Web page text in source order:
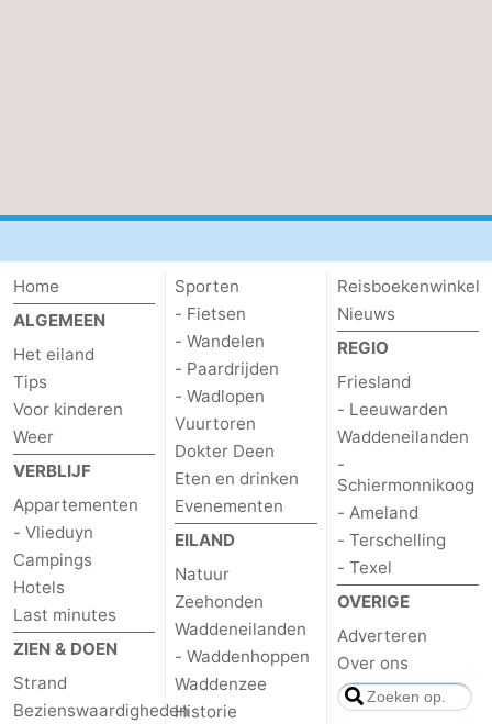
Home
ALGEMEEN
Het eiland
Tips
Voor kinderen
Weer
VERBLIJF
Appartementen
- Vlieduyn
Campings
Hotels
Last minutes
ZIEN & DOEN
Strand
Bezienswaardigheden
Sporten
- Fietsen
- Wandelen
- Paardrijden
- Wadlopen
Vuurtoren
Dokter Deen
Eten en drinken
Evenementen
EILAND
Natuur
Zeehonden
Waddeneilanden
- Waddenhoppen
Waddenzee
Historie
Reisboekenwinkel
Nieuws
REGIO
Friesland
- Leeuwarden
Waddeneilanden
-
Schiermonnikoog
- Ameland
- Terschelling
- Texel
OVERIGE
Adverteren
Over ons